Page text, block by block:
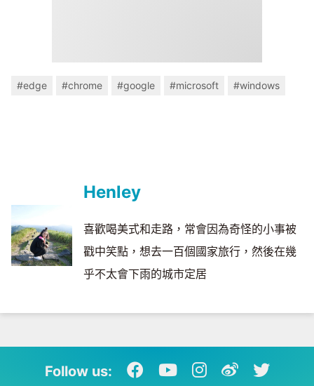
#edge #chrome #google #microsoft #windows
Henley
喜歡喝美式和走路，常會因為奇怪的小事被
戳中笑點，想去一百個國家旅行，然後在幾
乎不太會下雨的城市定居
Follow us: